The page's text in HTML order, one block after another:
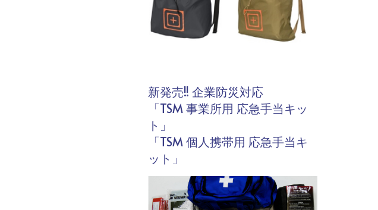
新発売!! 企業防災対応
「TSM 事業所用 応急手当キッ
ト」
「TSM 個人携帯用 応急手当キ
ット」